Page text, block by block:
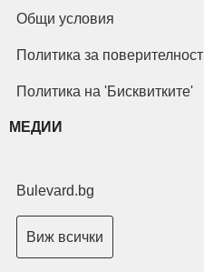
Общи условия
Политика за поверителност
Политика на 'Бисквитките'
МЕДИИ
Bulevard.bg
Виж всички